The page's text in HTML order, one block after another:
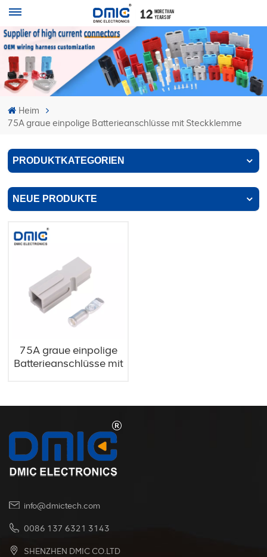
Heim
75A graue einpolige Batterieanschlüsse mit Steckklemme
PRODUKTKATEGORIEN
NEUE PRODUKTE
75A graue einpolige
Batterieanschlüsse mit
info@dmictech.com
0086 137 6321 3143
SHENZHEN DMIC CO.LTD